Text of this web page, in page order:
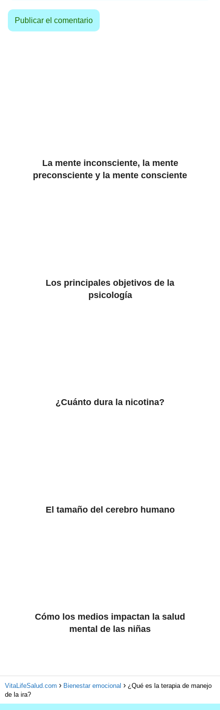
La mente inconsciente, la mente
preconsciente y la mente consciente
Los principales objetivos de la
psicología
¿Cuánto dura la nicotina?
El tamaño del cerebro humano
Cómo los medios impactan la salud
mental de las niñas
VitaLifeSalud.com Bienestar emocional
¿Qué es la terapia de manejo
de la ira?